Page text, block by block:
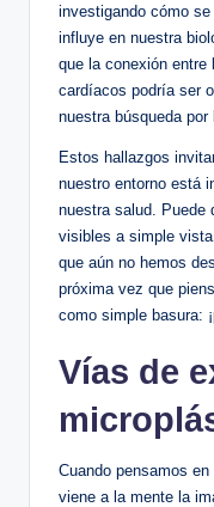
investigando cómo
influye en nuestra
que la conexión
cardíacos podría ser
nuestra búsqueda por
Estos hallazgos
nuestro entorno está
nuestra salud. Puede
visibles a simple
que aún no hemos
próxima vez que
como simple basura:
Vías de
Cuando pensamos
viene a la mente la